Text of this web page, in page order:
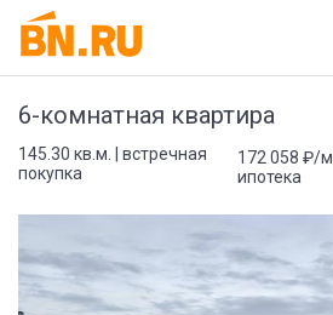
6-комнатная квартира
145.30 кв.м. | встречная
покупка
172 058 ₽/м
ипотека